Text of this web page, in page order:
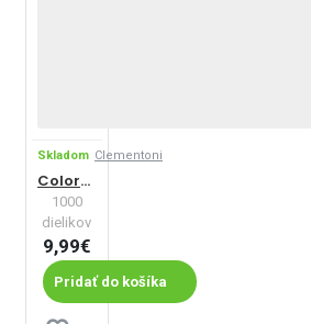
Skladom Clementoni
ColorBoom: Mozaika
1000
dielikov
9,99€
Pridať do košíka